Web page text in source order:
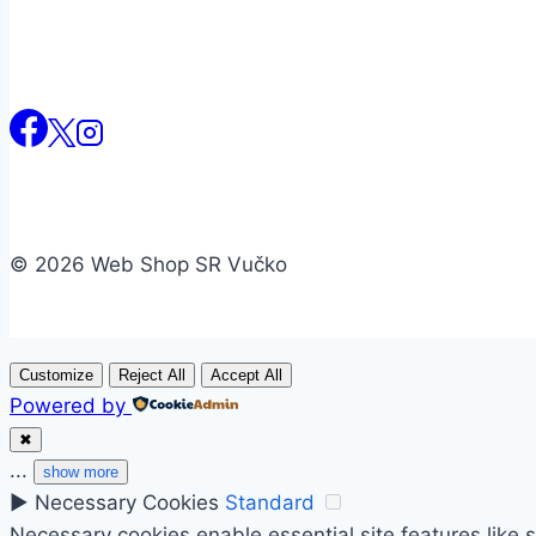
© 2026 Web Shop SR Vučko
Customize Reject All Accept All
Powered by
✖
... show more
► Necessary Cookies Standard